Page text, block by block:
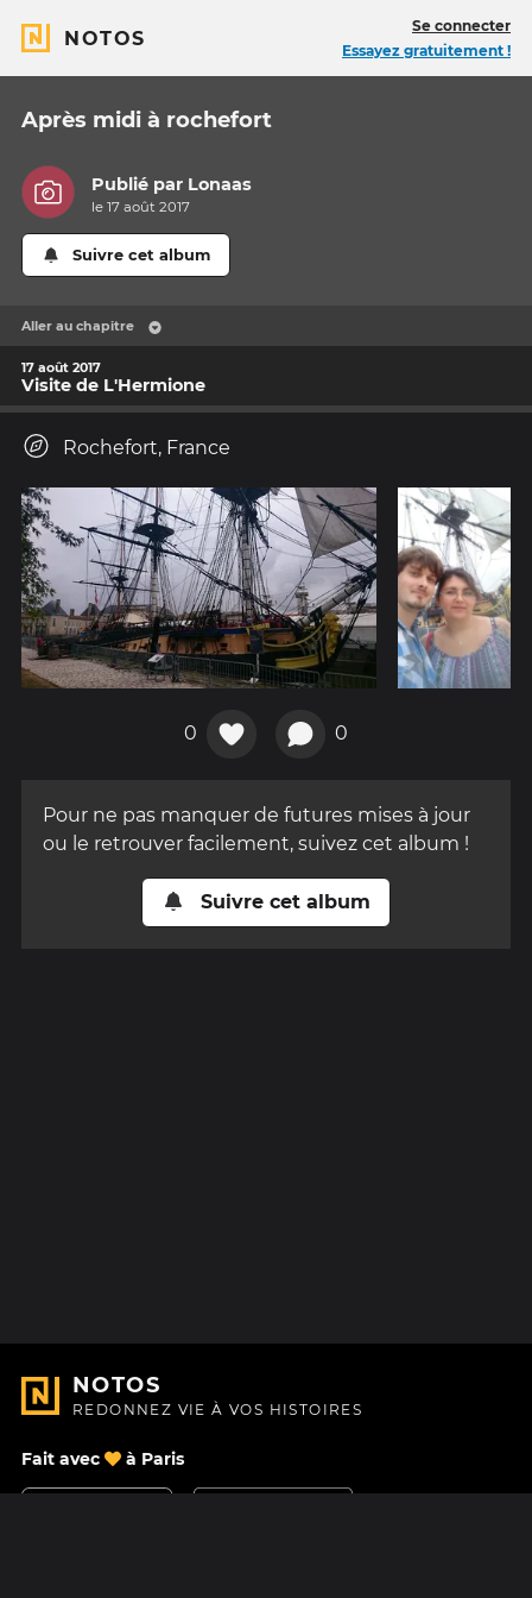
NOTOS
Se connecter
Essayez gratuitement !
Après midi à rochefort
Publié par Lonaas
le 17 août 2017
Suivre cet album
Aller au chapitre
17 août 2017
Visite de L'Hermione
Rochefort, France
0 0
Pour ne pas manquer de futures mises à jour
ou le retrouver facilement, suivez cet album !
Suivre cet album
NOTOS
REDONNEZ VIE À VOS HISTOIRES
Fait avec à Paris